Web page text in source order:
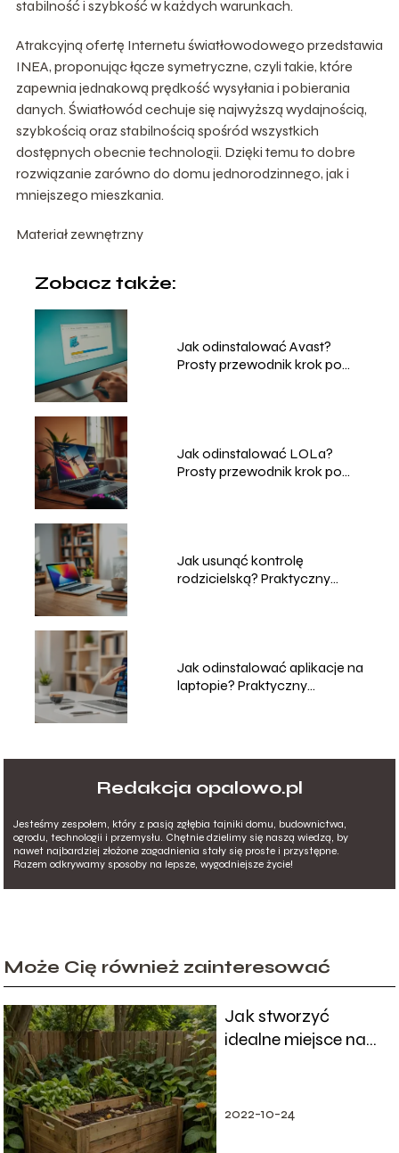
stabilność i szybkość w każdych warunkach.
Atrakcyjną ofertę Internetu światłowodowego przedstawia
INEA, proponując łącze symetryczne, czyli takie, które
zapewnia jednakową prędkość wysyłania i pobierania
danych. Światłowód cechuje się najwyższą wydajnością,
szybkością oraz stabilnością spośród wszystkich
dostępnych obecnie technologii. Dzięki temu to dobre
rozwiązanie zarówno do domu jednorodzinnego, jak i
mniejszego mieszkania.
Materiał zewnętrzny
Zobacz także:
Jak odinstalować Avast?
Prosty przewodnik krok po
Jak odinstalować LOLa?
Prosty przewodnik krok po
Jak usunąć kontrolę
rodzicielską? Praktyczny
Jak odinstalować aplikacje na
laptopie? Praktyczny
Redakcja opalowo.pl
Jesteśmy zespołem, który z pasją zgłębia tajniki domu, budownictwa,
ogrodu, technologii i przemysłu. Chętnie dzielimy się naszą wiedzą, by
nawet najbardziej złożone zagadnienia stały się proste i przystępne.
Razem odkrywamy sposoby na lepsze, wygodniejsze życie!
Może Cię również zainteresować
Jak stworzyć
idealne miejsce na
2022-10-24